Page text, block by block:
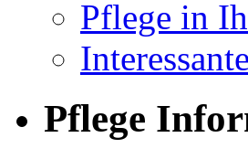
Pflege in
Pflege